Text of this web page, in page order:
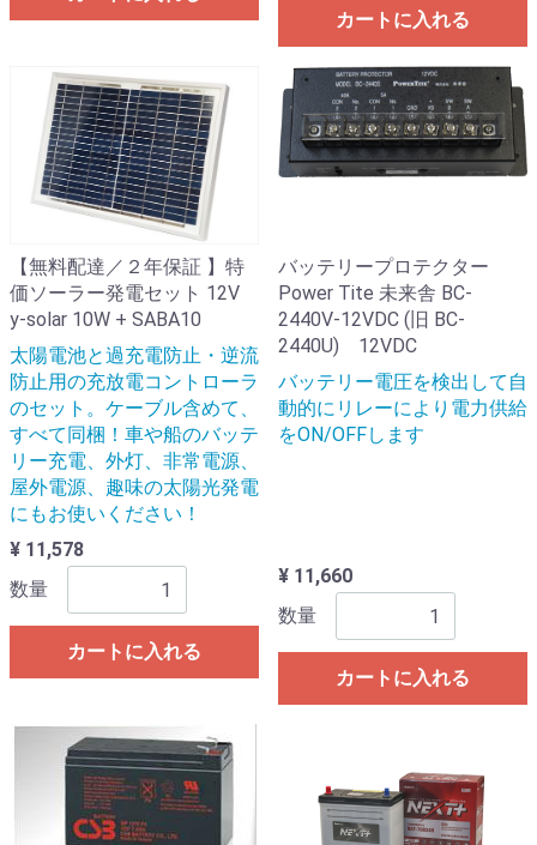
カートに入れる
【無料配達／２年保証 】特
価ソーラー発電セット 12V
y-solar 10W + SABA10
太陽電池と過充電防止・逆流
防止用の充放電コントローラ
のセット。ケーブル含めて、
すべて同梱！車や船のバッテ
リー充電、外灯、非常電源、
屋外電源、趣味の太陽光発電
にもお使いください！
¥ 11,578
数量
カートに入れる
バッテリープロテクター
Power Tite 未来舎 BC-
2440V-12VDC (旧 BC-
2440U) 12VDC
バッテリー電圧を検出して自
動的にリレーにより電力供給
をON/OFFします
¥ 11,660
数量
カートに入れる